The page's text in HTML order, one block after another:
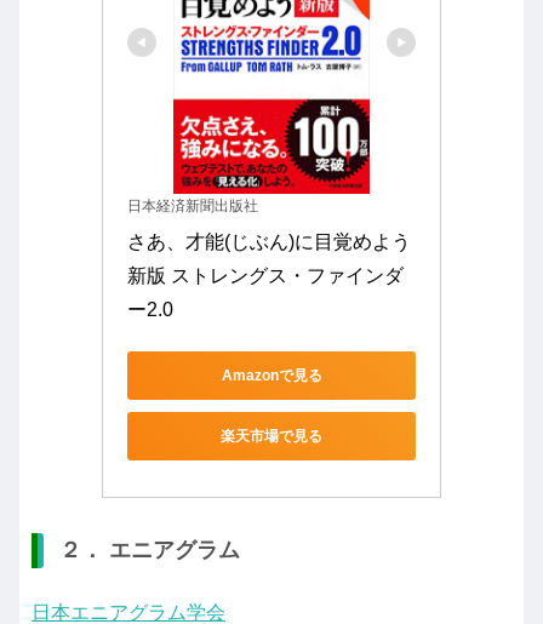
日本経済新聞出版社
さあ、才能(じぶん)に目覚めよう
新版 ストレングス・ファインダ
ー2.0
Amazonで見る
楽天市場で見る
２． エニアグラム
日本エニアグラム学会